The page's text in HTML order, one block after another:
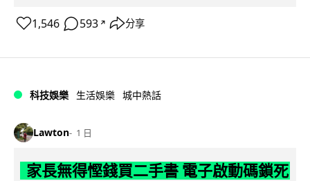
1,546 593 ↗ 分享
科技娛樂 生活娛樂 城中熱話
Lawton 1 日
家長無得慳錢買二手書 電子啟動碼鎖死